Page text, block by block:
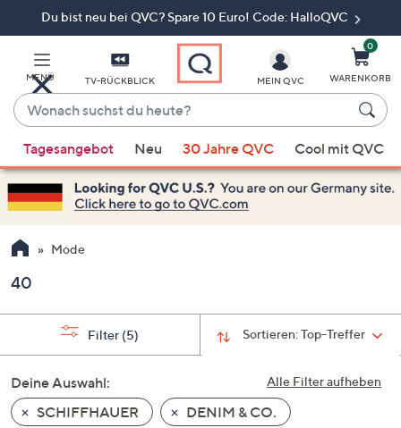
Du bist neu bei QVC? Spare 10 Euro! Code: HalloQVC
MENÜ TV-RÜCKBLICK
Wonach
suchst
du
heute?
Vorschläge
verfügbar
sind,
verwenden
Sie
Pfeiltasten
nach
und
nach
unten
oder
MEIN QVC
0
WARENKORB
Tagesangebot Neu 30 Jahre QVC Cool mit QVC
Mode
40
Sortieren:Top-Treffer
Filter (5)
Alle Filter aufheben
Deine Auswahl:
SCHIFFHAUER
DENIM & CO.